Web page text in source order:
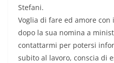
Stefani.
Voglia di fare ed amore
dopo la sua nomina a
contattarmi per potersi
subito al lavoro, conscia di